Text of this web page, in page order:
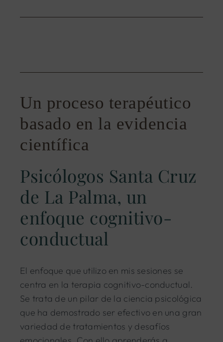
Un proceso terapéutico
basado en la evidencia
científica
Psicólogos Santa Cruz
de La Palma, un
enfoque cognitivo-
conductual
El enfoque que utilizo en mis sesiones se
centra en la terapia cognitivo-conductual.
Se trata de un pilar de la ciencia psicológica
que ha demostrado ser efectivo en una gran
variedad de tratamientos y desafíos